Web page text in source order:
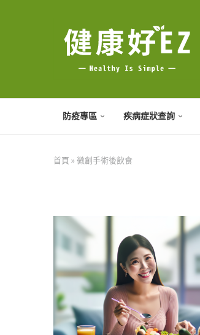
防疫專區 疾病症狀查詢
首頁 »微創手術後飲食